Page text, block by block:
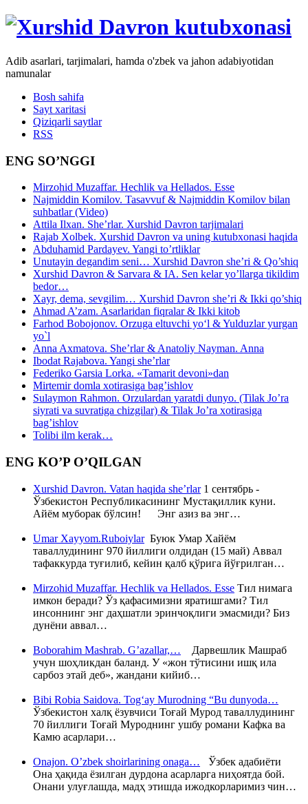
Adib asarlari, tarjimalari, hamda o'zbek va jahon adabiyotidan
namunalar
Bosh sahifa
Sayt xaritasi
Qiziqarli saytlar
RSS
ENG SO’NGGI
Mirzohid Muzaffar. Hechlik va Hellados. Esse
Najmiddin Komilov. Tasavvuf & Najmiddin Komilov bilan
suhbatlar (Video)
Attila Ilxan. She’rlar. Xurshid Davron tarjimalari
Rajab Xolbek. Xurshid Davron va uning kutubxonasi haqida
Abduhamid Pardayev. Yangi to’rtliklar
Unutayin degandim seni… Xurshid Davron she’ri & Qo’shiq
Xurshid Davron & Sarvara & IA. Sen kelar yo’llarga tikildim
bedor…
Xayr, dema, sevgilim… Xurshid Davron she’ri & Ikki qo’shiq
Ahmad A’zam. Asarlaridan fiqralar & Ikki kitob
Farhod Bobojonov. Orzuga eltuvchi yo‘l & Yulduzlar yurgan
yo`l
Anna Axmatova. She’rlar & Anatoliy Nayman. Anna
Ibodat Rajabova. Yangi she’rlar
Federiko Garsia Lorka. «Tamarit devoni»dan
Mirtemir domla xotirasiga bag’ishlov
Sulaymon Rahmon. Orzulardan yaratdi dunyo. (Tilak Jo’ra
siyrati va suvratiga chizgilar) & Tilak Jo’ra xotirasiga
bag’ishlov
Tolibi ilm kerak…
ENG KO’P O’QILGAN
Xurshid Davron. Vatan haqida she’rlar1 сентябрь -
Ўзбекистон Республикасининг Мустақиллик куни.
Айём муборак бўлсин! Энг азиз ва энг…
Umar Xayyom.RuboiylarБуюк Умар Хайём
таваллудининг 970 йиллиги олдидан (15 май) Аввал
тафаккурда туғилиб, кейин қалб қўрига йўғрилган…
Mirzohid Muzaffar. Hechlik va Hellados. Esse Тил нимага
имкон беради? Ўз қафасимизни яратишгами? Тил
инсоннинг энг даҳшатли эринчоқлиги эмасмиди? Биз
дунёни аввал…
Boborahim Mashrab. G’azallar,… Дарвешлик Машраб
учун шоҳликдан баланд. У «жон тўтисини ишқ ила
сарбоз этай деб», жандани кийиб…
Bibi Robia Saidova. Tog‘ay Murodning “Bu dunyoda…
Ўзбекистон халқ ёзувчиси Тоғай Мурод таваллудининг
70 йиллиги Тоғай Муроднинг ушбу романи Кафка ва
Камю асарлари…
Onajon. O’zbek shoirlarining onaga… Ўзбек адабиёти
Она ҳақида ёзилган дурдона асарларга ниҳоятда бой.
Онани улуғлашда, мадҳ этишда ижодкорларимиз чин…